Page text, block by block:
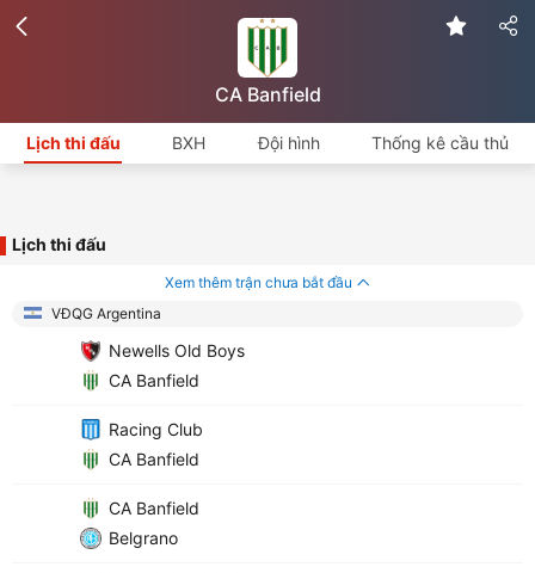
CA Banfield
Lịch thi đấu BXH Đội hình Thống kê cầu thủ
Lịch thi đấu
Xem thêm trận chưa bắt đầu
VĐQG Argentina
Newells Old Boys
CA Banfield
Racing Club
CA Banfield
CA Banfield
Belgrano